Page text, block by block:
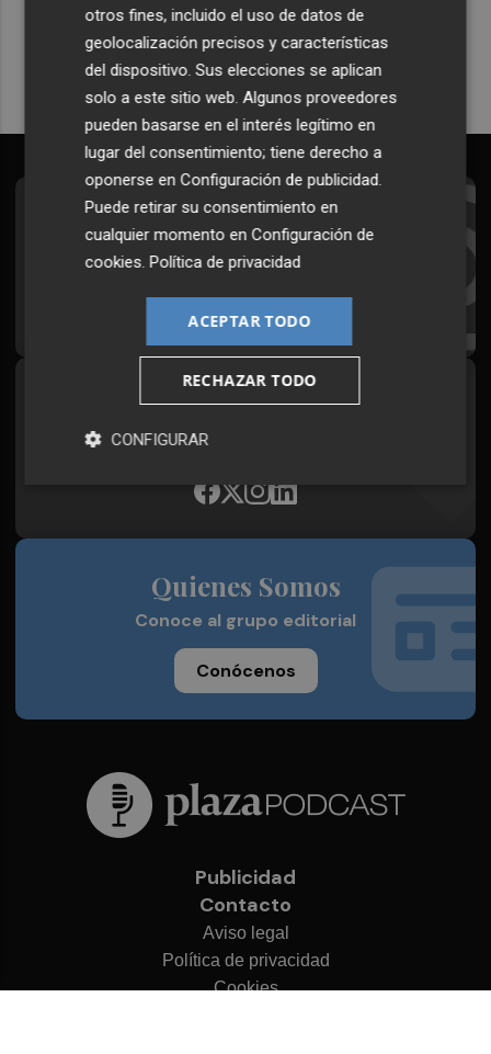
Quiero suscribirme
Suscríbete al Boletín
Todos los días a primera hora en tu email
Síguenos en redes
Plaza Podcast, desde cualquier medio
Quienes Somos
Conoce al grupo editorial
Conócenos
Publicidad
Contacto
Aviso legal
Política de privacidad
Cookies
otros fines, incluido el uso de datos de
geolocalización precisos y características
del dispositivo. Sus elecciones se aplican
solo a este sitio web. Algunos proveedores
pueden basarse en el interés legítimo en
lugar del consentimiento; tiene derecho a
oponerse enConfiguración de publicidad.
Puede retirar su consentimiento en
cualquier momento enConfiguración de
cookies.Política de privacidad
ACEPTAR TODO
RECHAZAR TODO
CONFIGURAR